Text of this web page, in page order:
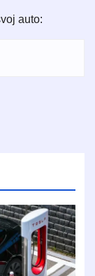
auto: